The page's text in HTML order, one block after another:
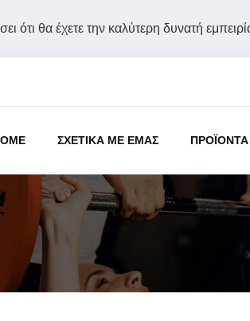
ότι θα έχετε την καλύτερη δυνατή
ΣΧΕΤΙΚΑ ΜΕ ΕΜΑΣ ΠΡΟΪΟΝΤΑ